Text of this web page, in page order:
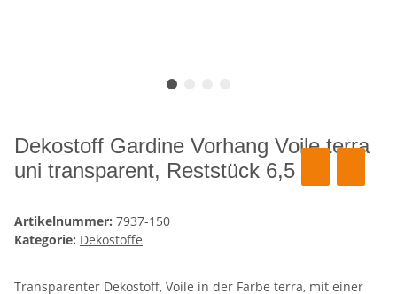
Dekostoff Gardine Vorhang Voile terra
uni transparent, Reststück 6,5 m
Artikelnummer: 7937-150
Kategorie: Dekostoffe
Transparenter Dekostoff, Voile in der Farbe terra, mit einer